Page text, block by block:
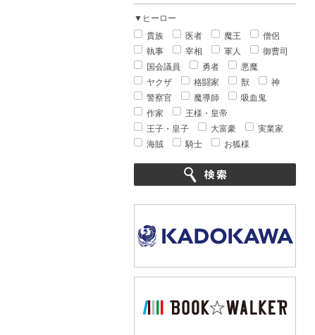
▼ヒーロー
貴族
医者 魔王
僧侶
執事
宰相 軍人
御曹司
国会議員
勇者
悪魔
ヤクザ
格闘家 獣
神
警察官
魔導師
吸血鬼
作家
王様・皇帝
王子・皇子
大富豪
実業家
海賊
騎士 お狐様